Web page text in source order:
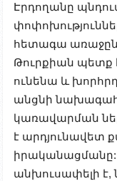
Էրդողանը
հետագա
Թուրքիան պետք
ունենա և
անցնի
կառավարման
է արդյունավետ
իրականացմանը:
անխուսափելի է,